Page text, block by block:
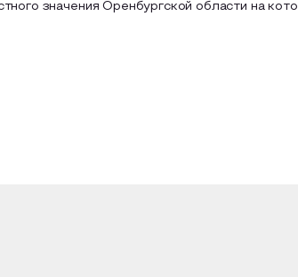
значения Оренбургской области на